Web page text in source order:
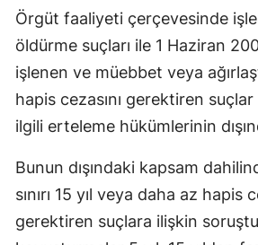
Örgüt faaliyeti çerçevesinde
öldürme suçları ile 1 Haziran
işlenen ve müebbet veya
hapis cezasını gerektiren
ilgili erteleme hükümlerinin
Bunun dışındaki kapsam
sınırı 15 yıl veya daha az hapis
gerektiren suçlara ilişkin